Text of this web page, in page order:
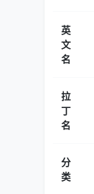
英
文
名
拉
丁
名
分
类